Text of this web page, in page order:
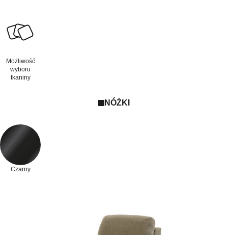
Możliwość
wyboru
tkaniny
NÓŻKI
Czarny